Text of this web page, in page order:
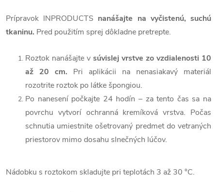
Prípravok INPRODUCTS nanášajte na vyčistenú, suchú
tkaninu. Pred použitím sprej dôkladne pretrepte.
Roztok nanášajte v súvislej vrstve zo vzdialenosti 10
až 20 cm. Pri aplikácii na nenasiakavý materiál
rozotrite roztok po látke špongiou.
Po nanesení počkajte 24 hodín – za tento čas sa na
povrchu vytvorí ochranná kremíková vrstva. Počas
schnutia umiestnite ošetrovaný predmet do vetraných
priestorov mimo dosahu slnečných lúčov.
Nádobku s roztokom skladujte pri teplotách 3 až 30 °C.